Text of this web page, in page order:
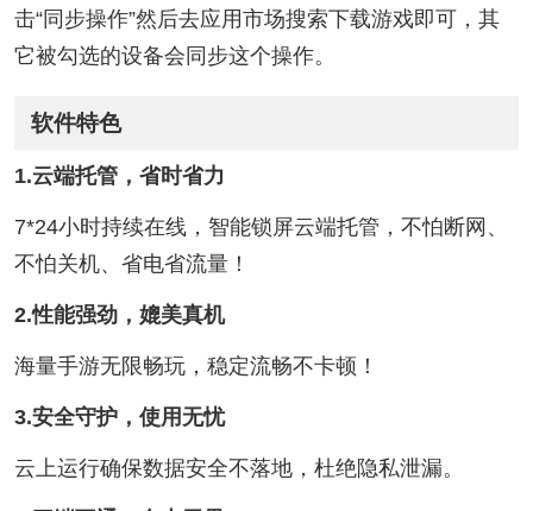
击“同步操作”然后去应用市场搜索下载游戏即可，其
它被勾选的设备会同步这个操作。
软件特色
1.云端托管，省时省力
7*24小时持续在线，智能锁屏云端托管，不怕断网、
不怕关机、省电省流量！
2.性能强劲，媲美真机
海量手游无限畅玩，稳定流畅不卡顿！
3.安全守护，使用无忧
云上运行确保数据安全不落地，杜绝隐私泄漏。